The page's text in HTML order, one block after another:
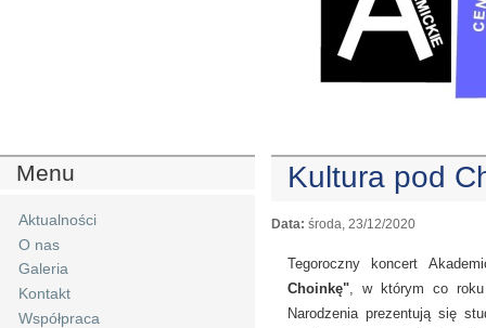
Menu
Aktualności
O nas
Galeria
Kontakt
Współpraca
Kultura pod
Data:środa, 23/12/2020
Tegoroczny koncert
Choinkę", w którym co roku
Narodzenia prezentują się